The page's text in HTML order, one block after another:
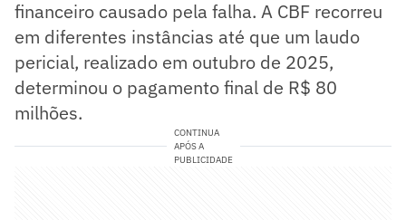
financeiro causado pela falha. A CBF recorreu
em diferentes instâncias até que um laudo
pericial, realizado em outubro de 2025,
determinou o pagamento final de R$ 80
milhões.
CONTINUA
APÓS A
PUBLICIDADE